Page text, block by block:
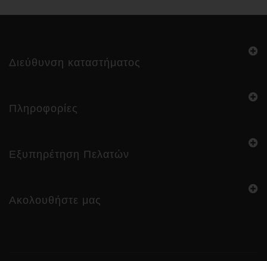
Διεύθυνση καταστήματος
Πληροφορίες
Εξυπηρέτηση Πελατών
Ακολουθήστε μας